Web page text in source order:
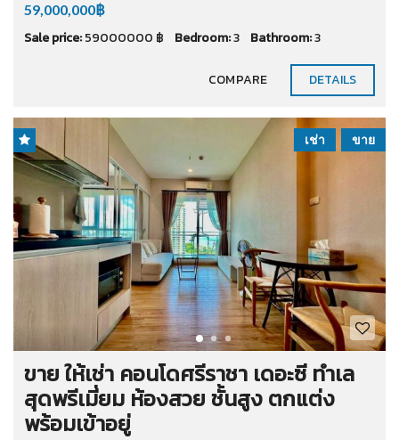
59,000,000฿
Sale price:59000000 ฿ Bedroom:3 Bathroom:3
COMPARE DETAILS
ขาย
เช่า
ขาย ให้เช่า คอนโดศรีราชา เดอะซี ทำเล
สุดพรีเมี่ยม ห้องสวย ชั้นสูง ตกแต่ง
พร้อมเข้าอยู่